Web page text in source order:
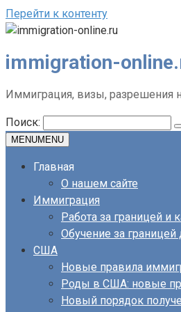
Перейти к контенту
immigration-
Иммиграция, визы, разрешения
Поиск:
MENUMENU
Главная
О нашем сайте
Иммиграция
Работа за границей и
Обучение за
США
Новые правила
Роды в США: новые
Новый порядок